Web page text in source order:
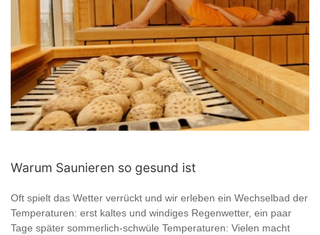
Warum Saunieren so gesund ist
Oft spielt das Wetter verrückt und wir erleben ein Wechselbad der
Temperaturen: erst kaltes und windiges Regenwetter, ein paar
Tage später sommerlich-schwüle Temperaturen: Vielen macht